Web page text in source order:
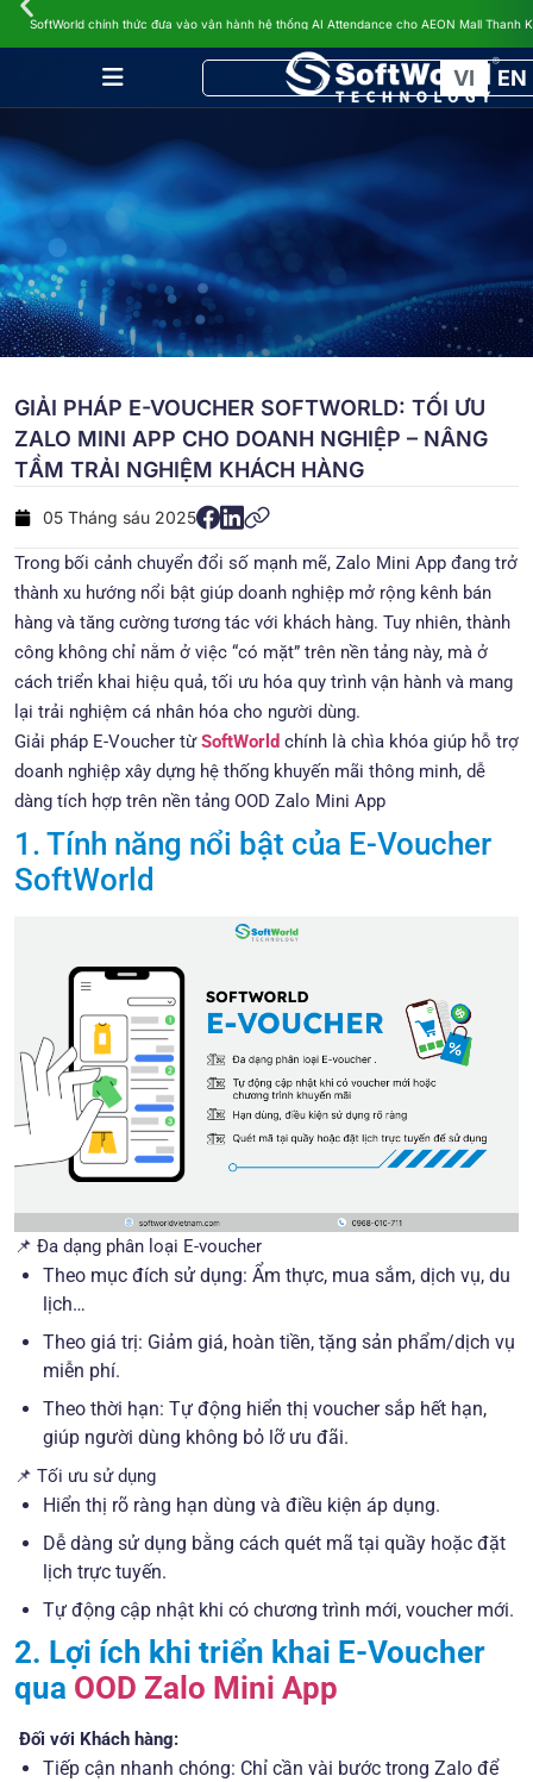
SoftWorld chính thức đưa vào vận hành hệ thống AI Attendance cho AEON Mall Thanh
VI EN
TIN TỨC
GIẢI PHÁP E-VOUCHER SOFTWORLD: TỐI ƯU
ZALO MINI APP CHO DOANH NGHIỆP – NÂNG
TẦM TRẢI NGHIỆM KHÁCH HÀNG
05 Tháng sáu 2025
Trong bối cảnh chuyển đổi số mạnh mẽ, Zalo Mini App đang trở
thành xu hướng nổi bật giúp doanh nghiệp mở rộng kênh bán
hàng và tăng cường tương tác với khách hàng. Tuy nhiên, thành
công không chỉ nằm ở việc “có mặt” trên nền tảng này, mà ở
cách triển khai hiệu quả, tối ưu hóa quy trình vận hành và mang
lại trải nghiệm cá nhân hóa cho người dùng.
Giải pháp E-Voucher từSoftWorld chính là chìa khóa giúp hỗ trợ
doanh nghiệp xây dựng hệ thống khuyến mãi thông minh, dễ
dàng tích hợp trên nền tảng OOD Zalo Mini App
1. Tính năng nổi bật của E-Voucher
SoftWorld
📌 Đa dạng phân loại E-voucher
Theo mục đích sử dụng: Ẩm thực, mua sắm, dịch vụ, du
lịch…
Theo giá trị: Giảm giá, hoàn tiền, tặng sản phẩm/dịch vụ
miễn phí.
Theo thời hạn: Tự động hiển thị voucher sắp hết hạn,
giúp người dùng không bỏ lỡ ưu đãi.
📌 Tối ưu sử dụng
Hiển thị rõ ràng hạn dùng và điều kiện áp dụng.
Dễ dàng sử dụng bằng cách quét mã tại quầy hoặc đặt
lịch trực tuyến.
Tự động cập nhật khi có chương trình mới, voucher mới.
2. Lợi ích khi triển khai E-Voucher
qua OOD Zalo Mini App
Đối với Khách hàng:
Tiếp cận nhanh chóng: Chỉ cần vài bước trong Zalo để